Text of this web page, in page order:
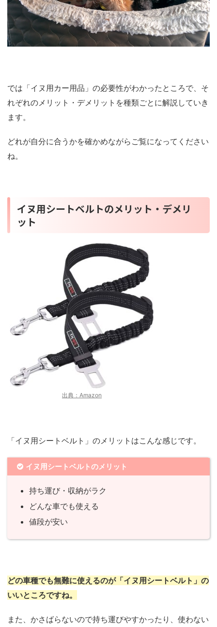
では「イヌ用カー用品」の必要性がわかったところで、そ
れぞれのメリット・デメリットを種類ごとに解説していき
ます。
どれが自分に合うかを確かめながらご覧になってください
ね。
イヌ用シートベルトのメリット・デメリ
ット
出典：Amazon
「イヌ用シートベルト」のメリットはこんな感じです。
イヌ用シートベルトのメリット
持ち運び・収納がラク
どんな車でも使える
値段が安い
どの車種でも無難に使えるのが「イヌ用シートベルト」の
いいところですね。
また、かさばらないので持ち運びやすかったり、使わない